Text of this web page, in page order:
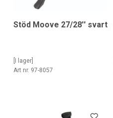
Stöd Moove 27/28'' svart
[I lager]
Art nr. 97-8057